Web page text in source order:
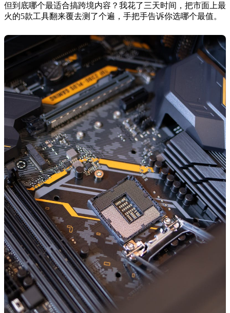
但到底哪个最适合搞跨境内容？我花了三天时间，把市面上最
火的5款工具翻来覆去测了个遍，手把手告诉你选哪个最值。